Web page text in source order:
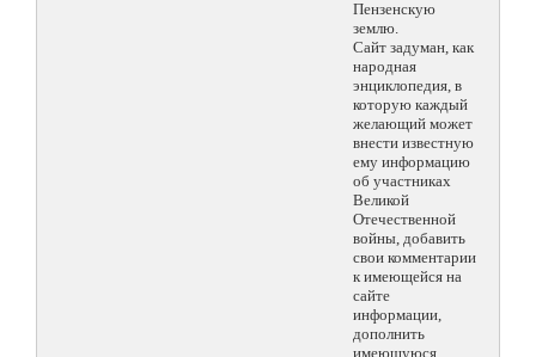
Пензенскую
землю.
Сайт задуман, как
народная
энциклопедия, в
которую каждый
желающий может
внести известную
ему информацию
об участниках
Великой
Отечественной
войны, добавить
свои комментарии
к имеющейся на
сайте
информации,
дополнить
имеющуюся